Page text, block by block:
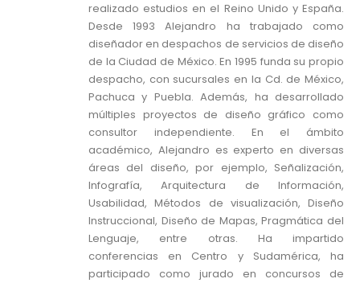
realizado estudios en el Reino Unido y España.
Desde 1993 Alejandro ha trabajado como
diseñador en despachos de servicios de diseño
de la Ciudad de México. En 1995 funda su propio
despacho, con sucursales en la Cd. de México,
Pachuca y Puebla. Además, ha desarrollado
múltiples proyectos de diseño gráfico como
consultor independiente. En el ámbito
académico, Alejandro es experto en diversas
áreas del diseño, por ejemplo, Señalización,
Infografía, Arquitectura de Información,
Usabilidad, Métodos de visualización, Diseño
Instruccional, Diseño de Mapas, Pragmática del
Lenguaje, entre otras. Ha impartido
conferencias en Centro y Sudamérica, ha
participado como jurado en concursos de